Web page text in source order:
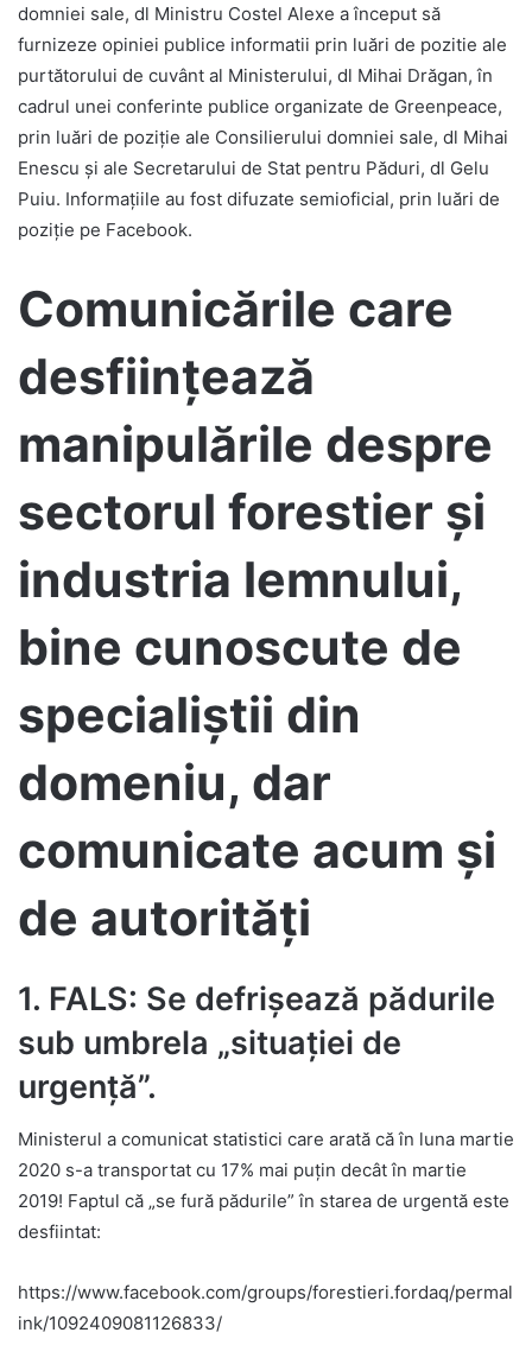
domniei sale, dl Ministru Costel Alexe a început să
furnizeze opiniei publice informatii prin luări de pozitie ale
purtătorului de cuvânt al Ministerului, dl Mihai Drăgan, în
cadrul unei conferinte publice organizate de Greenpeace,
prin luări de poziție ale Consilierului domniei sale, dl Mihai
Enescu și ale Secretarului de Stat pentru Păduri, dl Gelu
Puiu. Informațiile au fost difuzate semioficial, prin luări de
poziție pe Facebook.
Comunicările care
desființează
manipulările despre
sectorul forestier și
industria lemnului,
bine cunoscute de
specialiștii din
domeniu, dar
comunicate acum și
de autorități
1. FALS: Se defrișează pădurile
sub umbrela „situației de
urgență”.
Ministerul a comunicat statistici care arată că în luna martie
2020 s-a transportat cu 17% mai puțin decât în martie
2019! Faptul că „se fură pădurile” în starea de urgentă este
desfiintat:
https://www.facebook.com/groups/forestieri.fordaq/permal
ink/1092409081126833/